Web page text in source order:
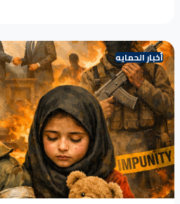
href="https://seyaj.org/seyaj-in-a-
presidency-the-united-nations-
diplomatic-missions/">Continue
in a human rights briefing
Nations, the Security Council, and
diplomatic missions:"</span></a>
أخبار الحمايه